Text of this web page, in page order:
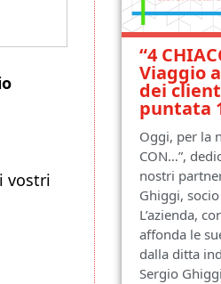
vostri
“4
Viaggio
dei clienti
puntata
Oggi, per la
CON…”,
nostri
Ghiggi,
L’azienda,
affonda le
dalla ditta
Sergio